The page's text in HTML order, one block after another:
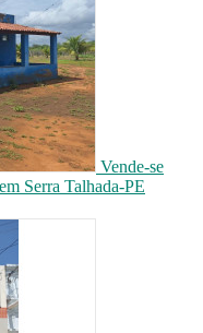
Vende-se
Serra Talhada-PE